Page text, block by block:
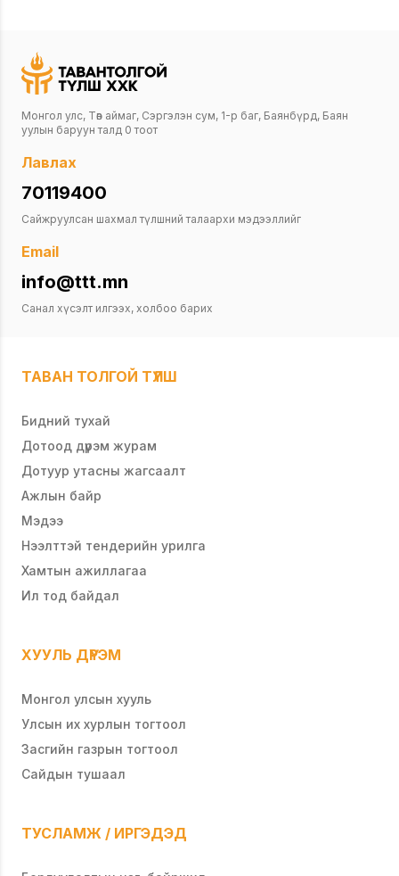
Монгол улс, Төв аймаг, Сэргэлэн сум, 1-р баг, Баянбүрд, Баян
уулын баруун талд 0 тоот
Лавлах
70119400
Сайжруулсан шахмал түлшний талаархи мэдээллийг
Email
info@ttt.mn
Санал хүсэлт илгээх, холбоо барих
ТАВАН ТОЛГОЙ ТҮЛШ
Бидний тухай
Дотоод дүрэм журам
Дотуур утасны жагсаалт
Ажлын байр
Мэдээ
Нээлттэй тендерийн урилга
Хамтын ажиллагаа
Ил тод байдал
ХУУЛЬ ДҮРЭМ
Монгол улсын хууль
Улсын их хурлын тогтоол
Засгийн газрын тогтоол
Сайдын тушаал
ТУСЛАМЖ / ИРГЭДЭД